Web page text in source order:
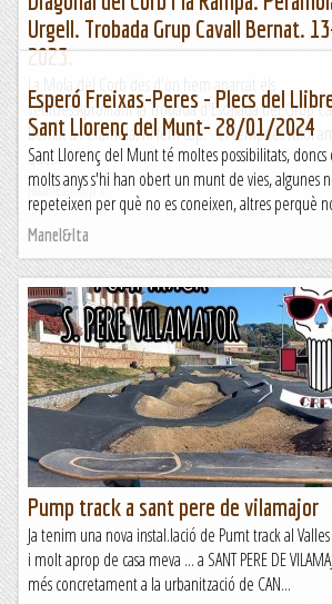
Urgell. Trobada Grup Cavall Bernat.
2023.
La Mola del Corb des d'on hem aparcat els
vehicles.Aprofitant la Trobada d'Escalada del Grup
Bernat a Peramola, hi fem cap. El temps és rúfol
que...
Jaumegrimp 2
Esperó Freixas-Peres - Plecs del
Sant Llorenç del Munt- 28/01/2024
Sant Llorenç del Munt té moltes possibilitats,
molts anys s'hi han obert un munt de vies, algunes
repeteixen per què no es coneixen, altres perquè
Manel&Ita
Pump track a sant pere de vilamajor
Ja tenim una nova instal.lació de Pumt track al
i molt aprop de casa meva ... a SANT PERE DE
més concretament a la urbanització de CAN...